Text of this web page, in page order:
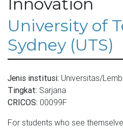
University of
Sydney (UTS)
Jenis institusi: Universitas/
Tingkat: Sarjana
CRICOS: 00099F
For students who see